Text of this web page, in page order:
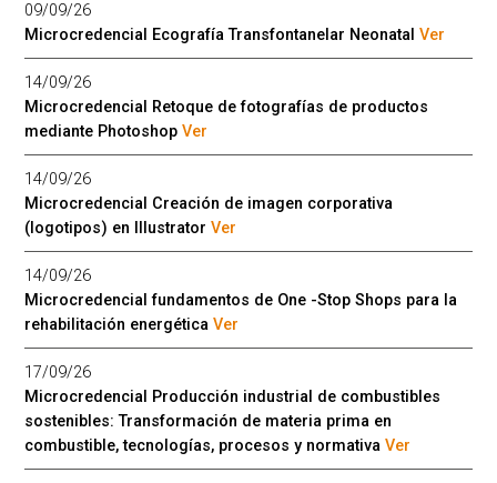
09/09/26
Microcredencial Ecografía Transfontanelar NeonatalVer
14/09/26
Microcredencial Retoque de fotografías de productos
mediante PhotoshopVer
14/09/26
Microcredencial Creación de imagen corporativa
(logotipos) en IllustratorVer
14/09/26
Microcredencial fundamentos de One -Stop Shops para la
rehabilitación energéticaVer
17/09/26
Microcredencial Producción industrial de combustibles
sostenibles: Transformación de materia prima en
combustible, tecnologías, procesos y normativaVer